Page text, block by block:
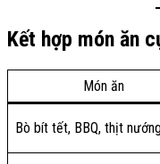
Kết hợp món ăn
Món ăn
Bò bít tết, BBQ, thịt